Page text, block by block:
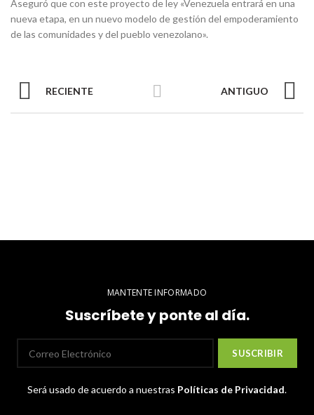
Aseguró que con este proyecto de ley «Venezuela entrará en una
nueva etapa, en un nuevo modelo de gestión del empoderamiento
de las comunidades y del pueblo venezolano».
RECIENTE ANTIGUO
MANTENTE INFORMADO
Suscríbete y ponte al día.
Será usado de acuerdo a nuestras Políticas de Privacidad.